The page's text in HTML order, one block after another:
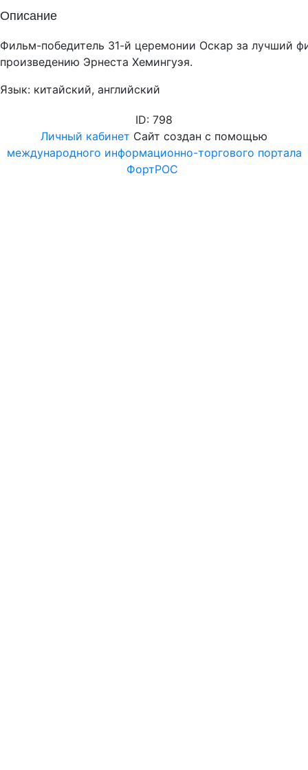
Описание
Фильм-победитель 31-й церемонии Оскар за лучший
произведению Эрнеста Хемингуэя.
Язык: китайский, английский
ID: 798
Личный кабинет Сайт создан с помощью
международного информационно-торгового портала
ФортРОС